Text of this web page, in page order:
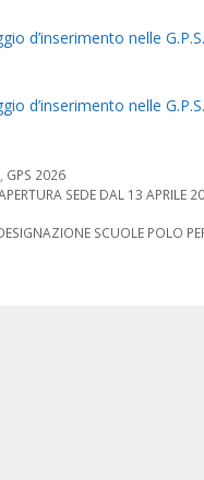
d’inserimento nelle
d’inserimento nelle
GPS 2026
SEDE DAL 13 APRILE
SCUOLE POLO